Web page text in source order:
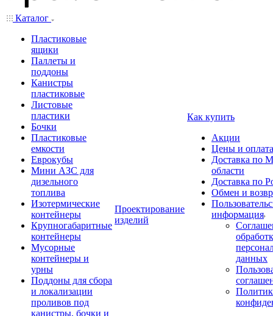
Каталог
Пластиковые
ящики
Паллеты и
поддоны
Канистры
пластиковые
Листовые
пластики
Бочки
Пластиковые
емкости
Еврокубы
Мини АЗС для
дизельного
топлива
Изотермические
контейнеры
Крупногабаритные
контейнеры
Мусорные
контейнеры и
урны
Поддоны для сбора
и локализации
проливов под
канистры, бочки и
Проектирование
изделий
Как купить
Акции
Цены и оплата
Доставка по
области
Доставка по
Обмен и
информация
данных